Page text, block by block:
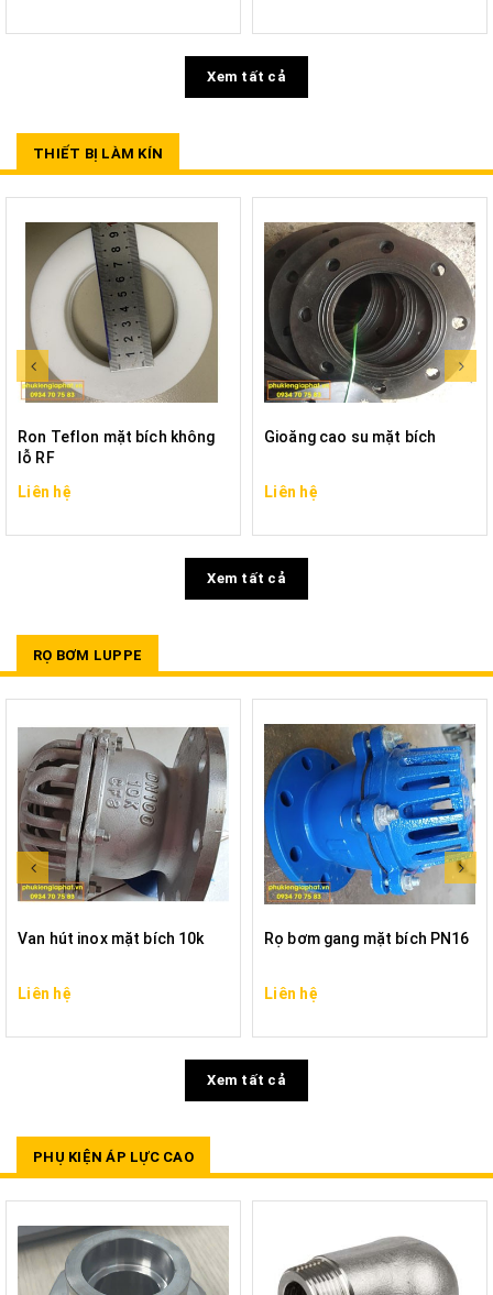
Xem tất cả
THIẾT BỊ LÀM KÍN
Ron Teflon mặt bích không
lỗ RF
Liên hệ
Gioăng cao su mặt bích
Liên hệ
Xem tất cả
RỌ BƠM LUPPE
Van hút inox mặt bích 10k
Liên hệ
Rọ bơm gang mặt bích PN16
Liên hệ
Xem tất cả
PHỤ KIỆN ÁP LỰC CAO